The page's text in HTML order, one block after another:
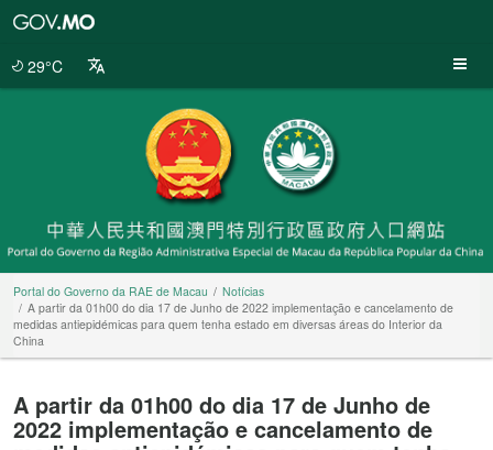
29°C
Portal do Governo da RAE de Macau
Notícias
A partir da 01h00 do dia 17 de Junho de 2022 implementação e cancelamento de
medidas antiepidémicas para quem tenha estado em diversas áreas do Interior da
China
A partir da 01h00 do dia 17 de Junho de
2022 implementação e cancelamento de